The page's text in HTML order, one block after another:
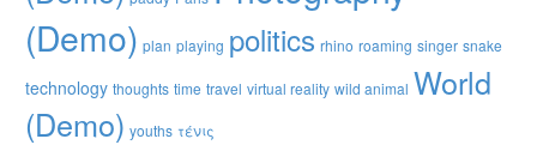
(Demo) plan playing politics rhino roaming singer snake
technology thoughts time travel virtual reality wild animal World
(Demo) youths τένις